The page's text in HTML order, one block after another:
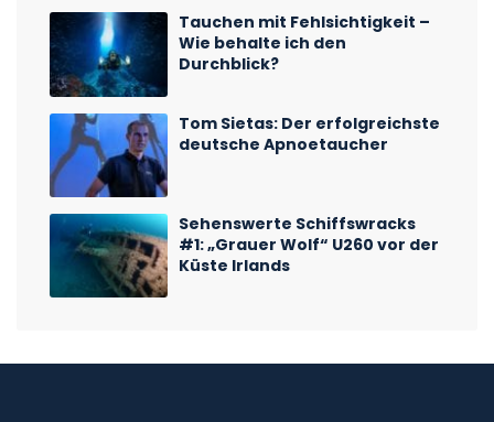
Tauchen mit Fehlsichtigkeit –
Wie behalte ich den
Durchblick?
Tom Sietas: Der erfolgreichste
deutsche Apnoetaucher
Sehenswerte Schiffswracks
#1: „Grauer Wolf“ U260 vor der
Küste Irlands